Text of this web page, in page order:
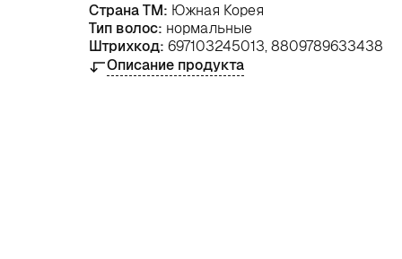
Страна ТМ: Южная Корея
Тип волос: нормальные
Штрихкод: 697103245013, 8809789633438
Описание продукта